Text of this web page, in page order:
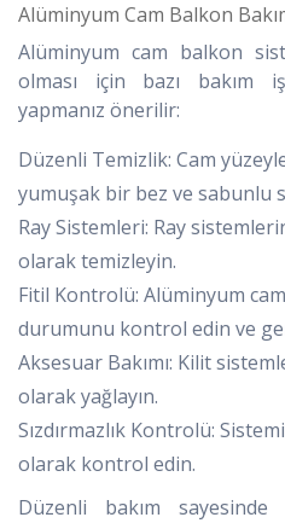
Alüminyum Cam Balkon
Alüminyum cam balkon
olması için bazı bakım
yapmanız önerilir:
Düzenli Temizlik: Cam
yumuşak bir bez ve sabunlu
Ray Sistemleri: Ray
olarak temizleyin.
Fitil Kontrolü: Alüminyum
durumunu kontrol edin ve
Aksesuar Bakımı: Kilit
olarak yağlayın.
Sızdırmazlık Kontrolü:
olarak kontrol edin.
Düzenli bakım